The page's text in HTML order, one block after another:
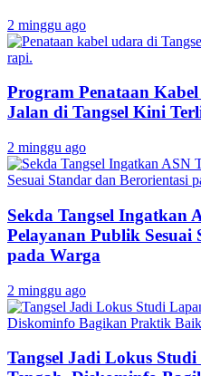
2 minggu ago
Program Penataan
Jalan di Tangsel Kini
2 minggu ago
Sekda Tangsel Ingatkan
Pelayanan Publik Sesuai
pada Warga
2 minggu ago
Tangsel Jadi Lokus